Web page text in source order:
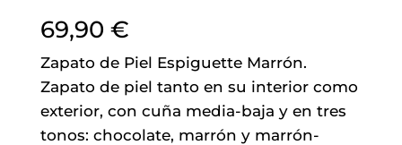
69,90 €
Zapato de Piel Espiguette Marrón.
Zapato de piel tanto en su interior como
exterior, con cuña media-baja y en tres
tonos: chocolate, marrón y marrón-